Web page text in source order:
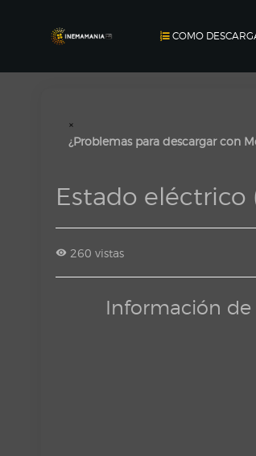
COMO
×
¿Problemas para descargar con
Estado eléctrico
260 vistas
Información de